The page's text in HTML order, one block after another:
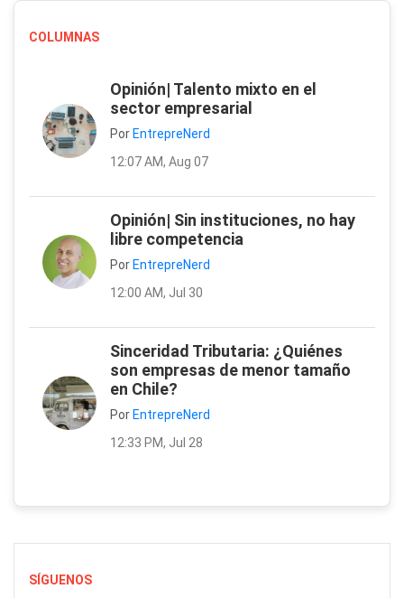
COLUMNAS
Opinión| Talento mixto en el
sector empresarial
Por EntrepreNerd
12:07 AM, Aug 07
Opinión| Sin instituciones, no hay
libre competencia
Por EntrepreNerd
12:00 AM, Jul 30
Sinceridad Tributaria: ¿Quiénes
son empresas de menor tamaño
en Chile?
Por EntrepreNerd
12:33 PM, Jul 28
SÍGUENOS